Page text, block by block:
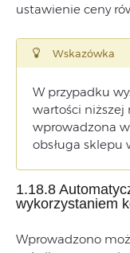
ustawienie ceny
Wskazówka
W przypadku
wartości niższej
wprowadzona
obsługa sklepu
1.18.8
wykorzystaniem
Wprowadzono